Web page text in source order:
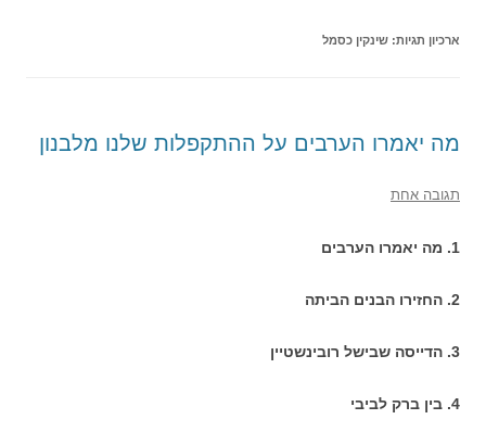
ארכיון תגיות: שינקין כסמל
מה יאמרו הערבים על ההתקפלות שלנו מלבנון
תגובה אחת
1. מה יאמרו הערבים
2. החזירו הבנים הביתה
3. הדייסה שבישל רובינשטיין
4. בין ברק לביבי